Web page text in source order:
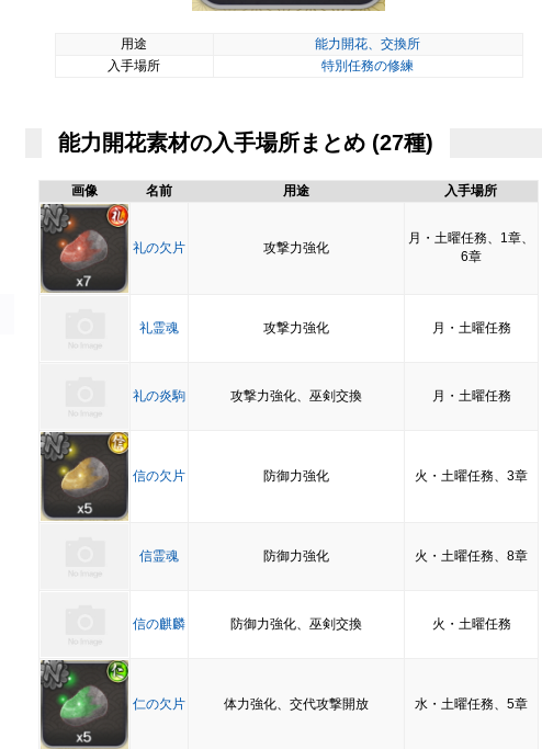
用途
能力開花、交換所
入手場所
特別任務の修練
能力開花素材の入手場所まとめ (27種)
画像 名前 用途 入手場所
礼の欠片 攻撃力強化
月・土曜任務、1章、
6章
礼霊魂 攻撃力強化 月・土曜任務
礼の炎駒 攻撃力強化、巫剣交換 月・土曜任務
信の欠片 防御力強化 火・土曜任務、3章
信霊魂 防御力強化 火・土曜任務、8章
信の麒麟 防御力強化、巫剣交換 火・土曜任務
仁の欠片 体力強化、交代攻撃開放 水・土曜任務、5章